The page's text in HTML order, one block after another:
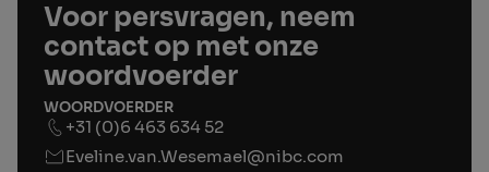
Voor persvragen, neem
contact op met onze
woordvoerder
WOORDVOERDER
+31 (0)6 463 634 52
Eveline.van.Wesemael@nibc.com